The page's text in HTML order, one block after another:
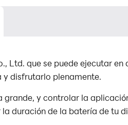
Ltd. que se puede ejecutar
y disfrutarlo plenamente.
y controlar la
duración de la batería de tu